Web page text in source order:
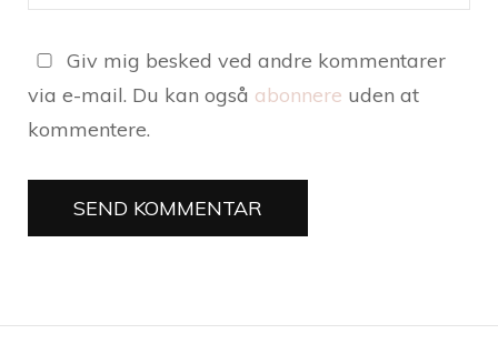
Giv mig besked ved andre kommentarer
via e-mail. Du kan også abonnere uden at
kommentere.